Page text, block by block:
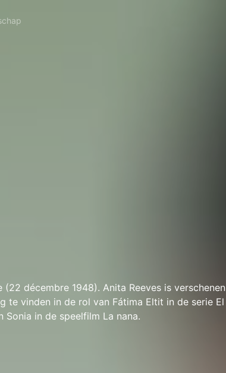
décembre 1948). Anita Reeves is verschenen
te vinden in de rol van Fátima Eltit in de serie El
in de speelfilm La nana.